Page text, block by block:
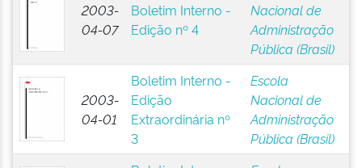
2003-
04-07
Boletim Interno -
Edição nº 4
Nacional de
Administração
Pública (Brasil)
2003-
04-01
Boletim Interno -
Edição
Extraordinária nº
3
Escola
Nacional de
Administração
Pública (Brasil)